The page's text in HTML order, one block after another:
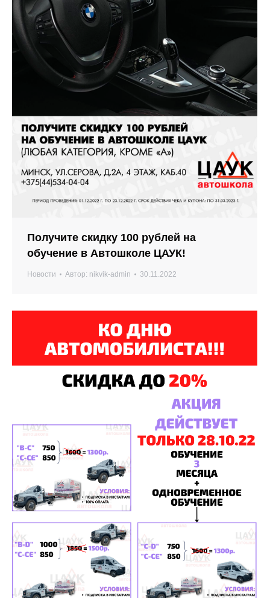
Получите скидку 100 рублей на
обучение в Автошколе ЦАУК!
Новости Автор: nikvik-admin 30.11.2022